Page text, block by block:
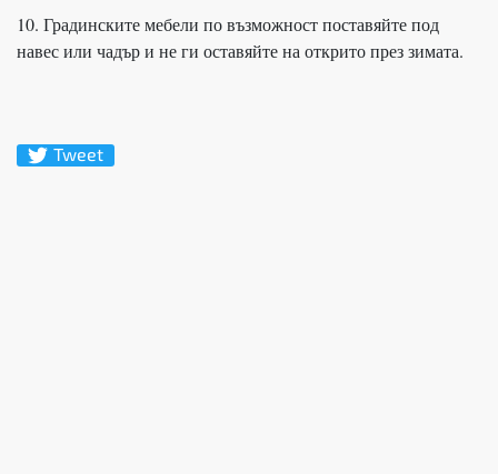
10. Градинските мебели по възможност поставяйте под
навес или чадър и не ги оставяйте на открито през зимата.
Tweet